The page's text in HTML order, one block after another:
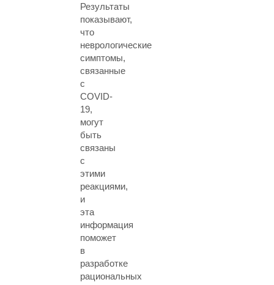
Результаты
показывают,
что
неврологические
симптомы,
связанные
с
COVID-
19,
могут
быть
связаны
с
этими
реакциями,
и
эта
информация
поможет
в
разработке
рациональных